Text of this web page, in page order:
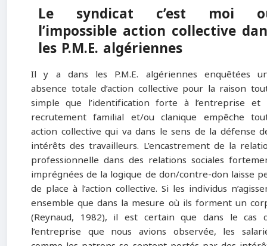
Le syndicat c’est moi
l’impossible action collective
les P.M.E. algériennes
Il y a dans les P.M.E. algériennes enquêtées
absence totale d’action collective pour la raison
simple que l’identification forte à l’entreprise et
recrutement familial et/ou clanique empêche
action collective qui va dans le sens de la défense
intérêts des travailleurs. L’encastrement de la
professionnelle dans des relations sociales
imprégnées de la logique de don/contre-don laisse
de place à l’action collective. Si les individus
ensemble que dans la mesure où ils forment un
(Reynaud, 1982), il est certain que dans le cas
l’entreprise que nous avions observée, les